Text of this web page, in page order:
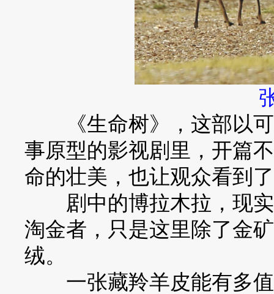
《生命树》，这部以可
事原型的影视剧里，开篇
命的壮美，也让观众看到
剧中的博拉木拉，现实
淘金者，只是这里除了金
绒。
一张藏羚羊皮能有多值